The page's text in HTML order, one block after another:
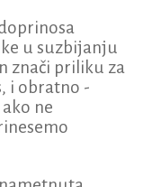
u suzbijanju
znači priliku za
i obratno -
ne